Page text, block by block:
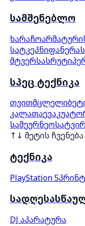
სამშენებლო
ხარაჩო
სატკეპნიფანერა
მტვერსასრუტი
სპეც ტექნიკა
თვითმცლელი
კალათა
სამეურნეო
↑↓ მეტის ჩვენება
ტექნიკა
PlayStation 5
DJ აპარატურა